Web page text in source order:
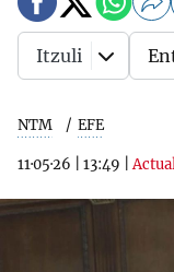
NTM EFE
11·05·26 13:49 |
Itzuli